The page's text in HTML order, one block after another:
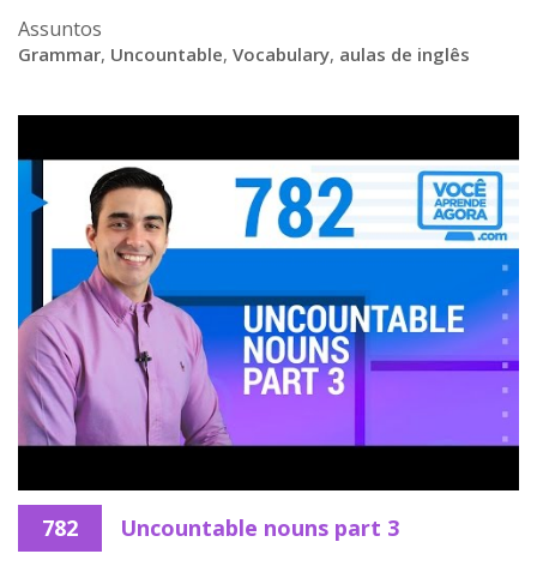
Assuntos
Grammar, Uncountable, Vocabulary, aulas de inglês
782 Uncountable nouns part 3